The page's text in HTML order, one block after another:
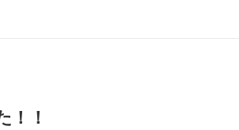
！！